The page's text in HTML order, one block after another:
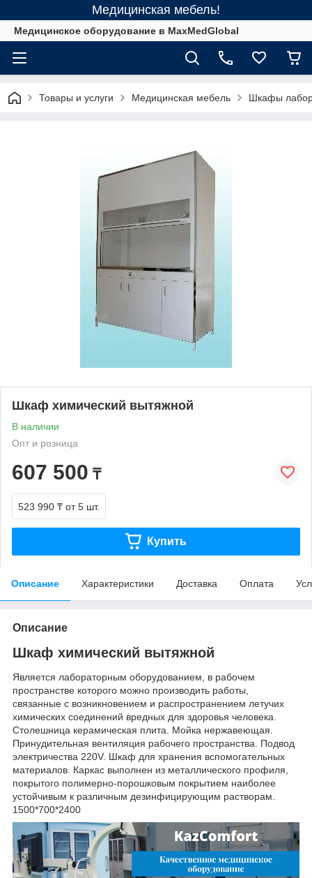
Медицинская мебель!
Медицинское оборудование в MaxMedGlobal
Товары и услуги Медицинская мебель Шкафы
Шкаф химический вытяжной
В наличии
Опт и розница
607 500 ₸
523 990 ₸ от 5 шт.
Купить
Описание Характеристики Доставка Оплата
Описание
Шкаф химический вытяжной
Является лабораторным оборудованием, в рабочем
пространстве которого можно производить работы,
связанные с возникновением и распространением летучих
химических соединений вредных для здоровья человека.
Столешница керамическая плита. Мойка нержавеющая.
Принудительная вентиляция рабочего пространства. Подвод
электричества 220V. Шкаф для хранения вспомогательных
материалов. Каркас выполнен из металлического профиля,
покрытого полимерно-порошковым покрытием наиболее
устойчивым к различным дезинфицирующим растворам.
1500*700*2400